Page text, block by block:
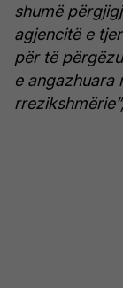
shumë
agjencitë e
për të
e angazhuara
rrezikshmërie”,